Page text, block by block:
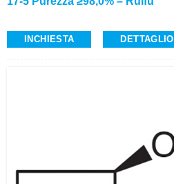
INCHIESTA DETTAGLIO